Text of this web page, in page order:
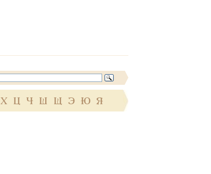
Х Ц Ч Ш Щ Э Ю Я